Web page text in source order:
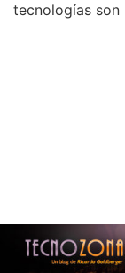
tecnologías son